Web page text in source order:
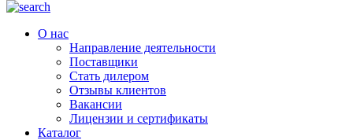
О нас
Направление деятельности
Поставщики
Стать дилером
Отзывы клиентов
Вакансии
Лицензии и сертификаты
Каталог